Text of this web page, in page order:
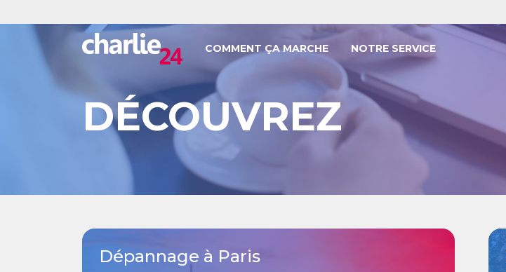
COMMENT ÇA MARCHE NOTRE SERVICE
DÉCOUVREZ
Dépannage à Paris